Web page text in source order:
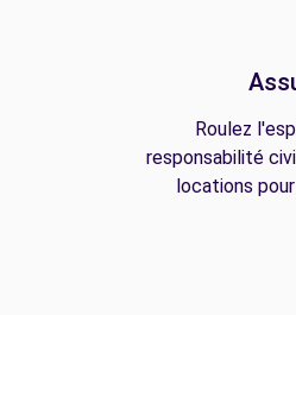
Roulez
responsabilité
locations